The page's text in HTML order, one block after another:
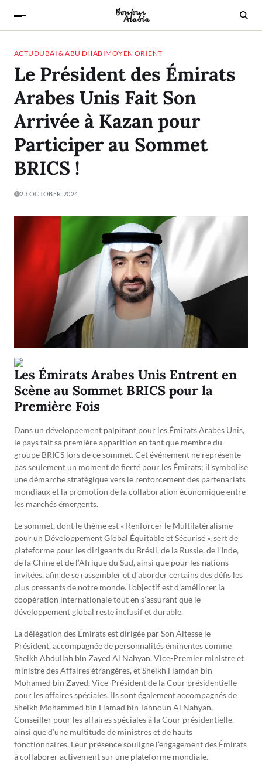
ACTU DUBAI & ABU DHABIMOYEN ORIENT
Le Président des Émirats
Arabes Unis Fait Son
Arrivée à Kazan pour
Participer au Sommet
BRICS !
23 OCTOBER 2024
Les Émirats Arabes Unis Entrent en
Scène au Sommet BRICS pour la
Première Fois
Dans un développement palpitant pour les Émirats Arabes Unis,
le pays fait sa première apparition en tant que membre du
groupe BRICS lors de ce sommet. Cet événement ne représente
pas seulement un moment de fierté pour les Émirats; il symbolise
une démarche stratégique vers le renforcement des partenariats
mondiaux et la promotion de la collaboration économique entre
les marchés émergents.
Le sommet, dont le thème est « Renforcer le Multilatéralisme
pour un Développement Global Équitable et Sécurisé », sert de
plateforme pour les dirigeants du Brésil, de la Russie, de l’Inde,
de la Chine et de l’Afrique du Sud, ainsi que pour les nations
invitées, afin de se rassembler et d’aborder certains des défis les
plus pressants de notre monde. L’objectif est d’améliorer la
coopération internationale tout en s’assurant que le
développement global reste inclusif et durable.
La délégation des Émirats est dirigée par Son Altesse le
Président, accompagnée de personnalités éminentes comme
Sheikh Abdullah bin Zayed Al Nahyan, Vice-Premier ministre et
ministre des Affaires étrangères, et Sheikh Hamdan bin
Mohamed bin Zayed, Vice-Président de la Cour présidentielle
pour les affaires spéciales. Ils sont également accompagnés de
Sheikh Mohammed bin Hamad bin Tahnoun Al Nahyan,
Conseiller pour les affaires spéciales à la Cour présidentielle,
ainsi que d’une multitude de ministres et de hauts
fonctionnaires. Leur présence souligne l’engagement des Émirats
à collaborer activement sur une plateforme mondiale.